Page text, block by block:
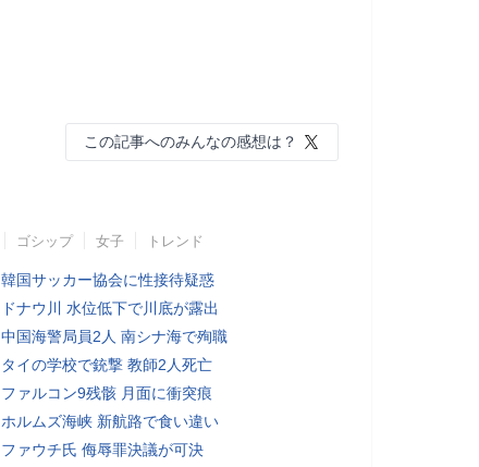
この記事へのみんなの感想は？
ゴシップ 女子 トレンド
韓国サッカー協会に性接待疑惑
ドナウ川 水位低下で川底が露出
中国海警局員2人 南シナ海で殉職
タイの学校で銃撃 教師2人死亡
ファルコン9残骸 月面に衝突痕
ホルムズ海峡 新航路で食い違い
ファウチ氏 侮辱罪決議が可決